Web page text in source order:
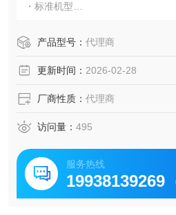
・标准机型
・电压10~600V可调
・波数：1~31波可变
产品型号： 代理商
更新时间： 2026-02-28
厂商性质： 代理商
访问量： 495
服务热线
19938139269